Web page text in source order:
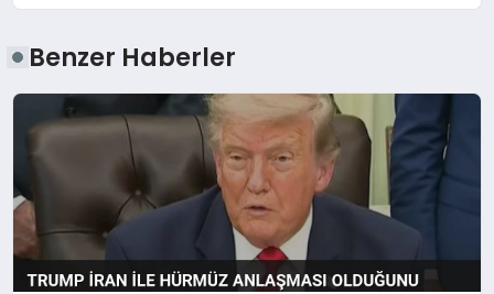
Benzer Haberler